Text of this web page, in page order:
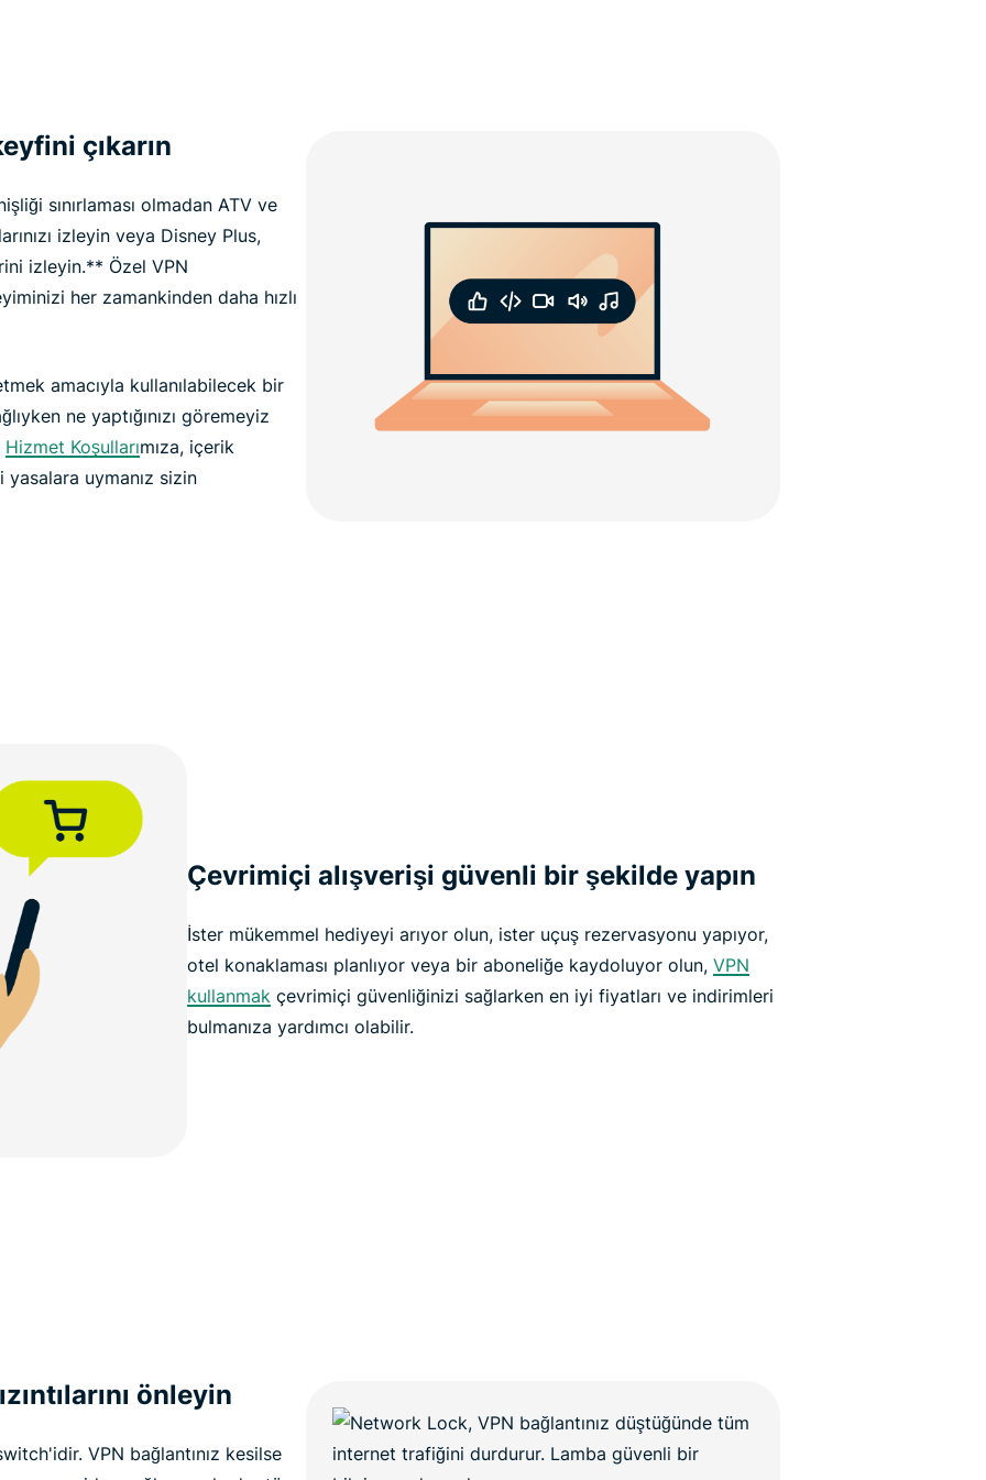
çıkarın
sınırlaması olmadan ATV ve
izleyin veya Disney Plus,
izleyin.** Özel VPN
her zamankinden daha hızlı
amacıyla kullanılabilecek bir
ne yaptığınızı göremeyiz
Hizmet Koşullarımıza, içerik
yasalara uymanız sizin
Çevrimiçi alışverişi güvenli bir şekilde yapın
İster mükemmel hediyeyi arıyor olun, ister uçuş rezervasyonu yapıyor,
otel konaklaması planlıyor veya bir aboneliğe kaydoluyor olun, VPN
kullanmakçevrimiçi güvenliğinizi sağlarken en iyi fiyatları ve indirimleri
bulmanıza yardımcı olabilir.
önleyin
VPN bağlantınız kesilse